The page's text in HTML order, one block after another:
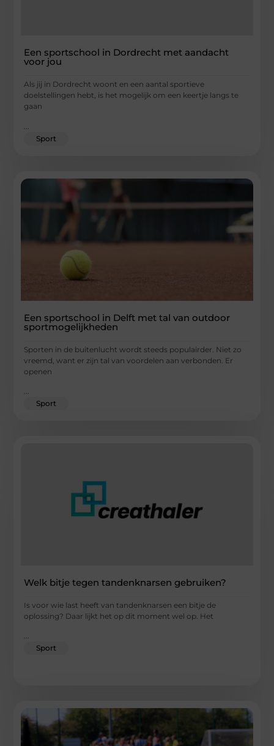
Een sportschool in Dordrecht met aandacht
voor jou
Als jij in Dordrecht woont en een aantal sportieve
doelstellingen hebt, is het mogelijk om een keertje langs te
gaan
Sport
Een sportschool in Delft met tal van outdoor
sportmogelijkheden
Sporten in de buitenlucht wordt steeds populairder. Niet zo
vreemd, want er zijn tal van voordelen aan verbonden. Er
openen
...
Sport
Welk bitje tegen tandenknarsen gebruiken?
Is voor wie last heeft van tandenknarsen een bitje de
oplossing? Daar lijkt het op dit moment wel op. Het
...
Sport